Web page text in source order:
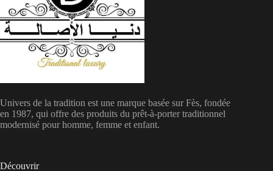
Univers de la tradition est une marque basée sur Fès, fondée
en 1987, qui offre des produits du prêt-à-porter traditionnel
modernisé pour homme, femme et enfant.
Découvrir